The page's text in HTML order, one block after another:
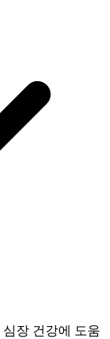
장 건강에 도움